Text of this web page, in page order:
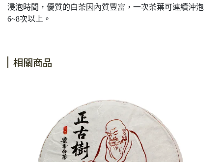
浸泡時間，優質的白茶因內質豐富，一次茶葉可連續沖泡
6~8次以上。
相關商品